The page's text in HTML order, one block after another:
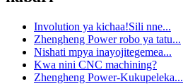
Involution ya kichaa!Sili nne...
Zhengheng Power robo ya tatu...
Nishati mpya inayojitegemea...
Kwa nini CNC machining?
Zhengheng Power-Kukupeleka...